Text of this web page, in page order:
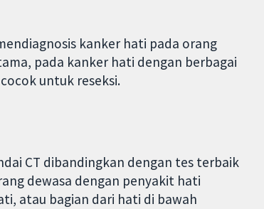
kanker hati pada orang
pada kanker hati dengan berbagai
untuk reseksi.
CT dibandingkan dengan tes terbaik
dewasa dengan penyakit hati
atau bagian dari hati di bawah